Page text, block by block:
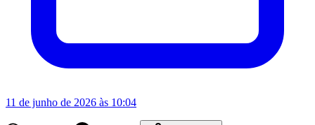
11 de junho de 2026 às 10:04